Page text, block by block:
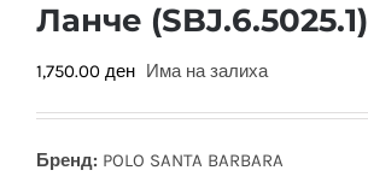
Ланче (SBJ.6.5025.1)
1,750.00 ден Има на залиха
Бренд: POLO SANTA BARBARA